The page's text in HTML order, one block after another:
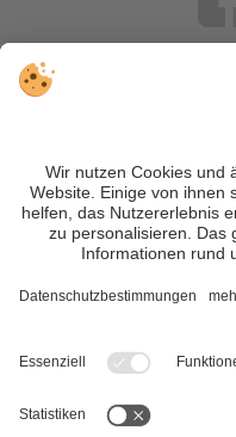
VIVOSüdtirol ist das
besuchen, sondern
tollen
Trotz genauer Arbeit und
Informieren Sie sich